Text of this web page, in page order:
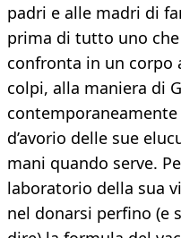
padri e alle madri di
prima di tutto uno che
confronta in un corpo
colpi, alla maniera di
d’avorio delle sue
mani quando serve.
laboratorio della sua
nel donarsi perfino (e